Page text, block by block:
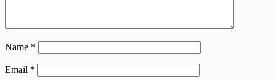
Name *
Email *